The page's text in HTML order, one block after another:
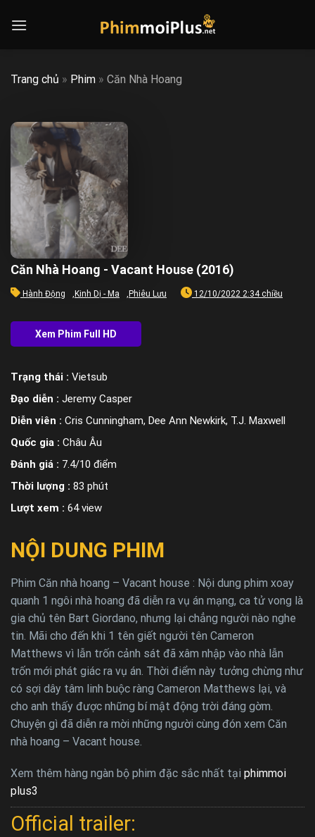
Trang chủ » Phim » Căn Nhà Hoang
Căn Nhà Hoang - Vacant House (2016)
Hành Động , Kinh Dị - Ma , Phiêu Lưu 12/10/2022 2:34 chiều
Trạng thái : Vietsub
Đạo diễn : Jeremy Casper
Diễn viên : Cris Cunningham, Dee Ann Newkirk, T.J. Maxwell
Quốc gia : Châu Âu
Đánh giá : 7.4/10 điểm
Thời lượng : 83 phút
Lượt xem : 64 view
NỘI DUNG PHIM
Phim Căn nhà hoang – Vacant house : Nội dung phim xoay
quanh 1 ngôi nhà hoang đã diễn ra vụ án mạng, ca tử vong là
gia chủ tên Bart Giordano, nhưng lại chẳng người nào nghe
tin. Mãi cho đến khi 1 tên giết người tên Cameron
Matthews vì lẫn trốn cảnh sát đã xâm nhập vào nhà lẫn
trốn mới phát giác ra vụ án. Thời điểm này tưởng chừng như
có sợi dây tâm linh buộc ràng Cameron Matthews lại, và
cho anh thấy được những bí mật động trời đáng gờm.
Chuyện gì đã diễn ra mời những người cùng đón xem Căn
nhà hoang – Vacant house.
Xem thêm hàng ngàn bộ phim đặc sắc nhất tại phimmoi
plus3
Official trailer: